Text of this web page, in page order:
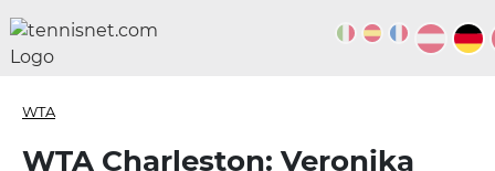
WTA
WTA Charleston: Veronika